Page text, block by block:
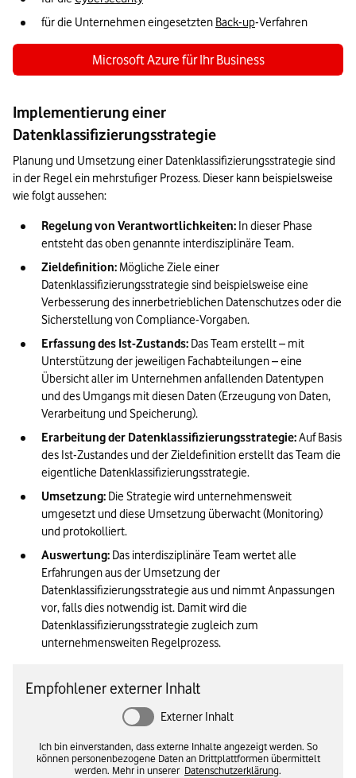
für die Unternehmen eingesetzten Back-up-Verfahren
Microsoft Azure für Ihr Business
Implementierung einer
Datenklassifizierungsstrategie
Planung und Umsetzung einer Datenklassifizierungsstrategie sind
in der Regel ein mehrstufiger Prozess. Dieser kann beispielsweise
wie folgt aussehen:
Regelung von Verantwortlichkeiten: In dieser Phase
entsteht das oben genannte interdisziplinäre Team.
Zieldefinition: Mögliche Ziele einer
Datenklassifizierungsstrategie sind beispielsweise eine
Verbesserung des innerbetrieblichen Datenschutzes oder die
Sicherstellung von Compliance-Vorgaben.
Erfassung des Ist-Zustands: Das Team erstellt – mit
Unterstützung der jeweiligen Fachabteilungen – eine
Übersicht aller im Unternehmen anfallenden Datentypen
und des Umgangs mit diesen Daten (Erzeugung von Daten,
Verarbeitung und Speicherung).
Erarbeitung der Datenklassifizierungsstrategie: Auf Basis
des Ist-Zustandes und der Zieldefinition erstellt das Team die
eigentliche Datenklassifizierungsstrategie.
Umsetzung: Die Strategie wird unternehmensweit
umgesetzt und diese Umsetzung überwacht (Monitoring)
und protokolliert.
Auswertung: Das interdisziplinäre Team wertet alle
Erfahrungen aus der Umsetzung der
Datenklassifizierungsstrategie aus und nimmt Anpassungen
vor, falls dies notwendig ist. Damit wird die
Datenklassifizierungsstrategie zugleich zum
unternehmensweiten Regelprozess.
Empfohlener externer Inhalt
Externer Inhalt
Ich bin einverstanden, dass externe Inhalte angezeigt werden. So
können personenbezogene Daten an Drittplattformen übermittelt
werden. Mehr in unserer Datenschutzerklärung.